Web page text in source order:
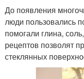
До появления
люди пользовались
помогали глина,
рецептов позволят
стеклянных